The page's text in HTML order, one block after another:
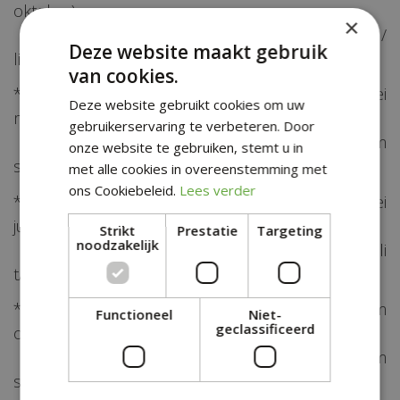
oktober) en
Clematis hybride 'Mrs. Cholmondeley' (lila /
lichtblauw, bloei juni t/m augustus)
* Rosa 'Golden Showers' (geel, licht geurend, bloei
mei - juni) en
Clematis 'Multi Blue' (violetblauw, mei t/m
september)
* Rosa 'Pink Cloud' (zuurstokroze, geurend, bloei
juni t/m oktober) en
Clematis viticella 'Etoile Violette' (paars, bloei juli
t/m september)
* Rosa 'Bantry Bay' (roze, geurend, bloei juni t/m
oktober) en
Clematis 'Paul Farges' (wit, bloei juli t/m
september)
×
Deze website maakt gebruik
van cookies.
Deze website gebruikt cookies om uw
gebruikerservaring te verbeteren. Door
onze website te gebruiken, stemt u in
met alle cookies in overeenstemming met
ons Cookiebeleid. Lees verder
Strikt
noodzakelijk
Prestatie Targeting
Functioneel
Niet-
geclassificeerd